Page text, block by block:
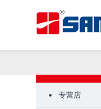
专营店